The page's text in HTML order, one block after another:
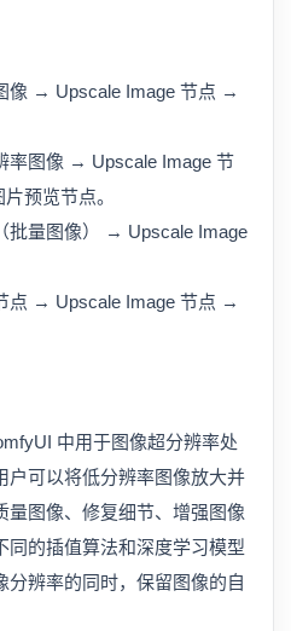
像 → Upscale Image 节点 →
率图像 → Upscale Image 节
预览节点。
批量图像） → Upscale Image
点 → Upscale Image 节点 →
中用于图像超分辨率处
户可以将低分辨率图像放大并
量图像、修复细节、增强图像
同的插值算法和深度学习模型
分辨率的同时，保留图像的自